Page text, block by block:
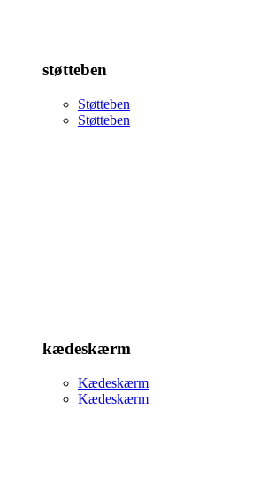
støtteben
Støtteben
Støtteben
kædeskærm
Kædeskærm
Kædeskærm